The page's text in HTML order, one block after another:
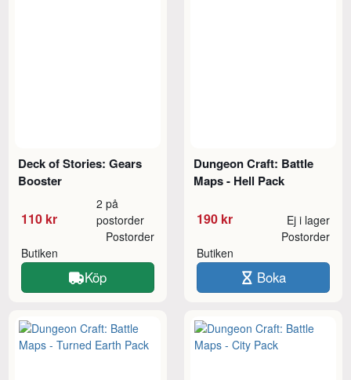
Deck of Stories: Gears
Booster
110 kr
2 på
postorder
Butiken
Postorder
Köp
Dungeon Craft: Battle
Maps - Hell Pack
190 kr Ej i lager
Butiken
Postorder
Boka